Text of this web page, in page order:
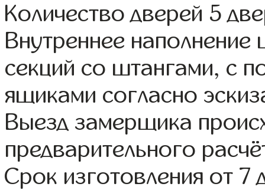
Количество дверей 5
Внутреннее
секций со штангами, с
ящиками согласно
Выезд замерщика
предварительного
Срок изготовления от 7